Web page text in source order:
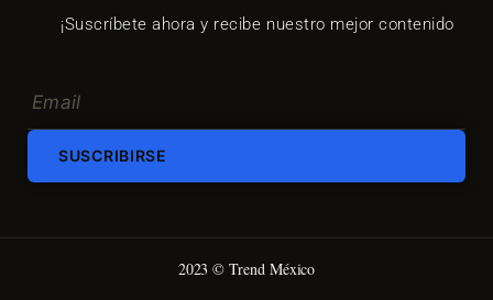
¡Suscríbete ahora y recibe nuestro mejor contenido
SUSCRIBIRSE
2023 © Trend México